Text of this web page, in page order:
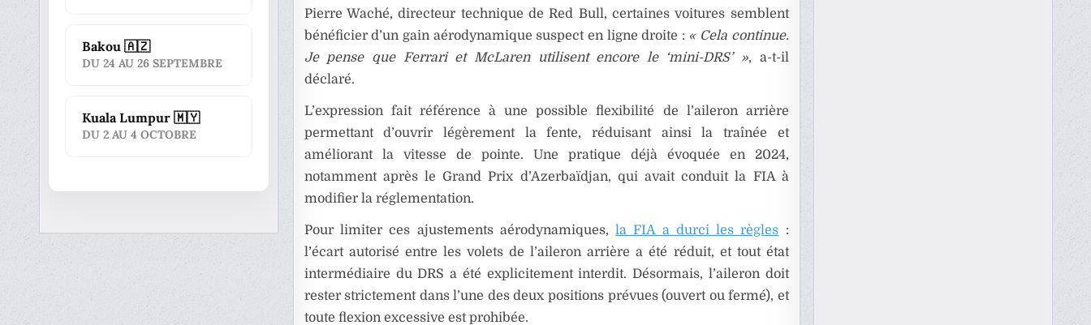
Pierre Waché, directeur technique de Red Bull, certaines voitures semblent
bénéficier d’un gain aérodynamique suspect en ligne droite : « Cela continue.
Je pense que Ferrari et McLaren utilisent encore le ‘mini-DRS’ », a-t-il
déclaré.
L’expression fait référence à une possible flexibilité de l’aileron arrière
permettant d’ouvrir légèrement la fente, réduisant ainsi la traînée et
améliorant la vitesse de pointe. Une pratique déjà évoquée en 2024,
notamment après le Grand Prix d’Azerbaïdjan, qui avait conduit la FIA à
modifier la réglementation.
Pour limiter ces ajustements aérodynamiques,la FIA a durci les règles :
l’écart autorisé entre les volets de l’aileron arrière a été réduit, et tout état
intermédiaire du DRS a été explicitement interdit. Désormais, l’aileron doit
rester strictement dans l’une des deux positions prévues (ouvert ou fermé), et
toute flexion excessive est prohibée.
Bakou 🇦🇿
DU 24 AU 26 SEPTEMBRE
Kuala Lumpur 🇲🇾
DU 2 AU 4 OCTOBRE